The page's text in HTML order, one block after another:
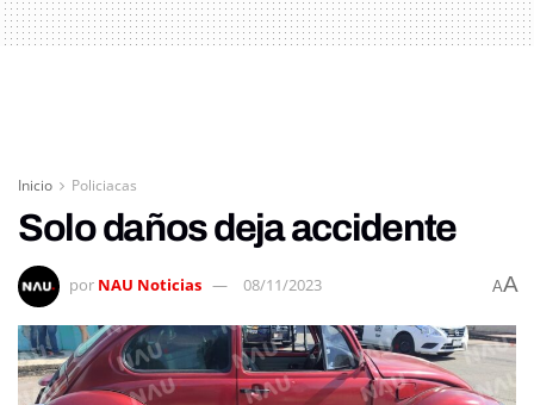
Inicio Policiacas
Solo daños deja accidente
por NAU Noticias 08/11/2023 AA